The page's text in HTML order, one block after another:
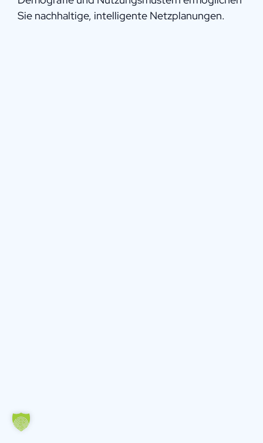
Sie nachhaltige, intelligente Netzplanungen.